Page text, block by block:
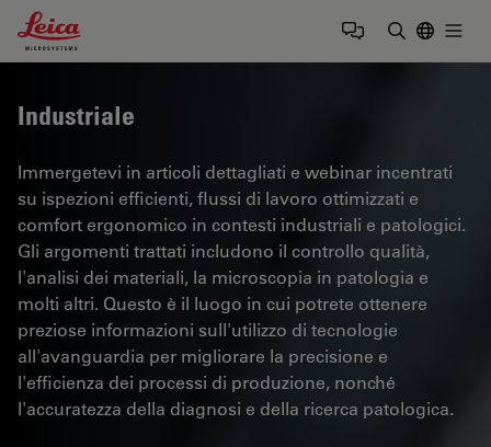
Leica Microsystems Logo
Industriale
Immergetevi in articoli dettagliati e webinar incentrati
su ispezioni efficienti, flussi di lavoro ottimizzati e
comfort ergonomico in contesti industriali e patologici.
Gli argomenti trattati includono il controllo qualità,
l'analisi dei materiali, la microscopia in patologia e
molti altri. Questo è il luogo in cui potrete ottenere
preziose informazioni sull'utilizzo di tecnologie
all'avanguardia per migliorare la precisione e
l'efficienza dei processi di produzione, nonché
l'accuratezza della diagnosi e della ricerca patologica.